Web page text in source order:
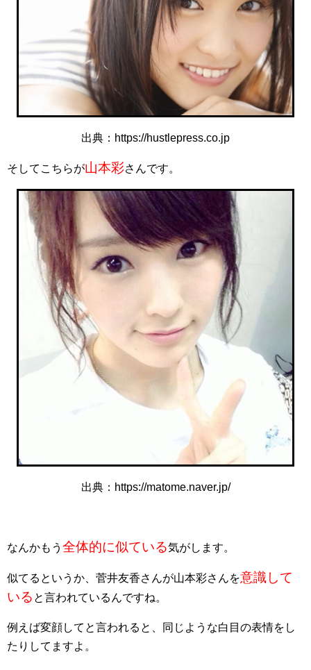
出典：https://hustlepress.co.jp
そしてこちらが山本彩さんです。
出典：https://matome.naver.jp/
なんかもう 全体的に似ている気がします。
似てるというか、菅井友香さんが山本彩さんを意識して
いる と言われているんですね。
例えば変顔してと言われると、同じような白目の表情をし
たりしてますよ。